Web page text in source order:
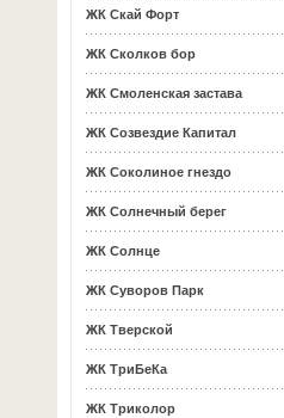
ЖК Скай Форт
ЖК Сколков бор
ЖК Смоленская застава
ЖК Созвездие Капитал
ЖК Соколиное гнездо
ЖК Солнечный берег
ЖК Солнце
ЖК Суворов Парк
ЖК Тверской
ЖК ТриБеКа
ЖК Триколор